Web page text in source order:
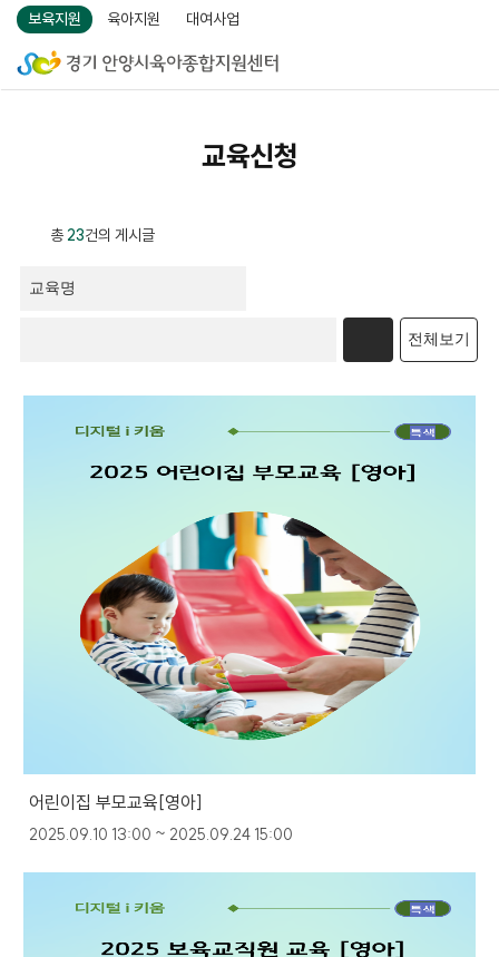
보육지원 육아지원 대여사업
교육신청
총 23건의 게시글
전체보기
어린이집 부모교육[영아]
2025.09.10 13:00 ~ 2025.09.24 15:00